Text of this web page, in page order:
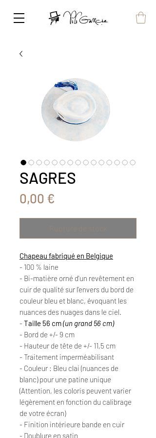
SAGRES
0,00 €
Rupture de stock
Chapeau fabriqué en Belgique
- 100 % laine
- Bi-matière orné d'un revêtement en
cuir de qualité sur l'envers du bord de
couleur bleu et blanc, évoquant les
nuances des nuages dans le ciel.
- Taille 56 cm(un grand 56 cm)
- Bord de +/- 9 cm
- Hauteur de tête de +/- 11,5 cm
- Traitement imperméabilisant
- Couleur : Bleu clai (nuances de
blanc) pour une patine unique
(Attention, les coloris peuvent varier
légèrement en fonction du calibrage
de votre écran)
- Finition intérieure bande en cuir
- Doublure en satin